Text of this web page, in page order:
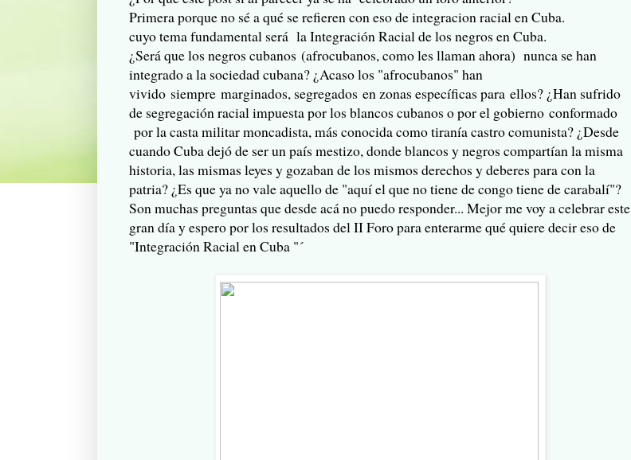
Primera porque no sé a qué se refieren con eso de integracion racial en Cuba.
cuyo tema fundamental será la Integración Racial de los negros en Cuba.
¿Será que los negros cubanos (afrocubanos, como les llaman ahora) nunca se han
integrado a la sociedad cubana? ¿Acaso los "afrocubanos" han
vivido siempre marginados, segregados en zonas específicas para ellos? ¿Han sufrido
de segregación racial impuesta por los blancos cubanos o por el gobierno conformado
por la casta militar moncadista, más conocida como tiranía castro comunista? ¿Desde
cuando Cuba dejó de ser un país mestizo, donde blancos y negros compartían la misma
historia, las mismas leyes y gozaban de los mismos derechos y deberes para con la
patria? ¿Es que ya no vale aquello de "aquí el que no tiene de congo tiene de carabalí"?
Son muchas preguntas que desde acá no puedo responder... Mejor me voy a celebrar este
gran día y espero por los resultados del II Foro para enterarme qué quiere decir eso de
"Integración Racial en Cuba "´